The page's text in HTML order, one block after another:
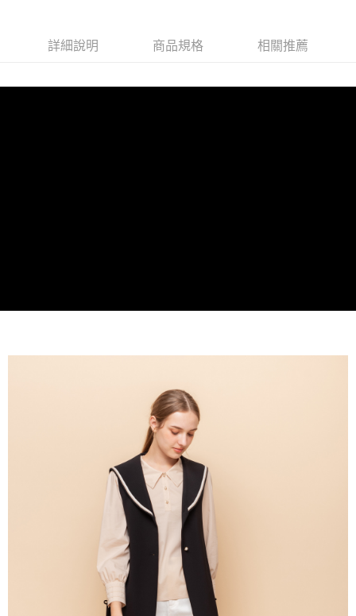
詳細說明 商品規格 相關推薦